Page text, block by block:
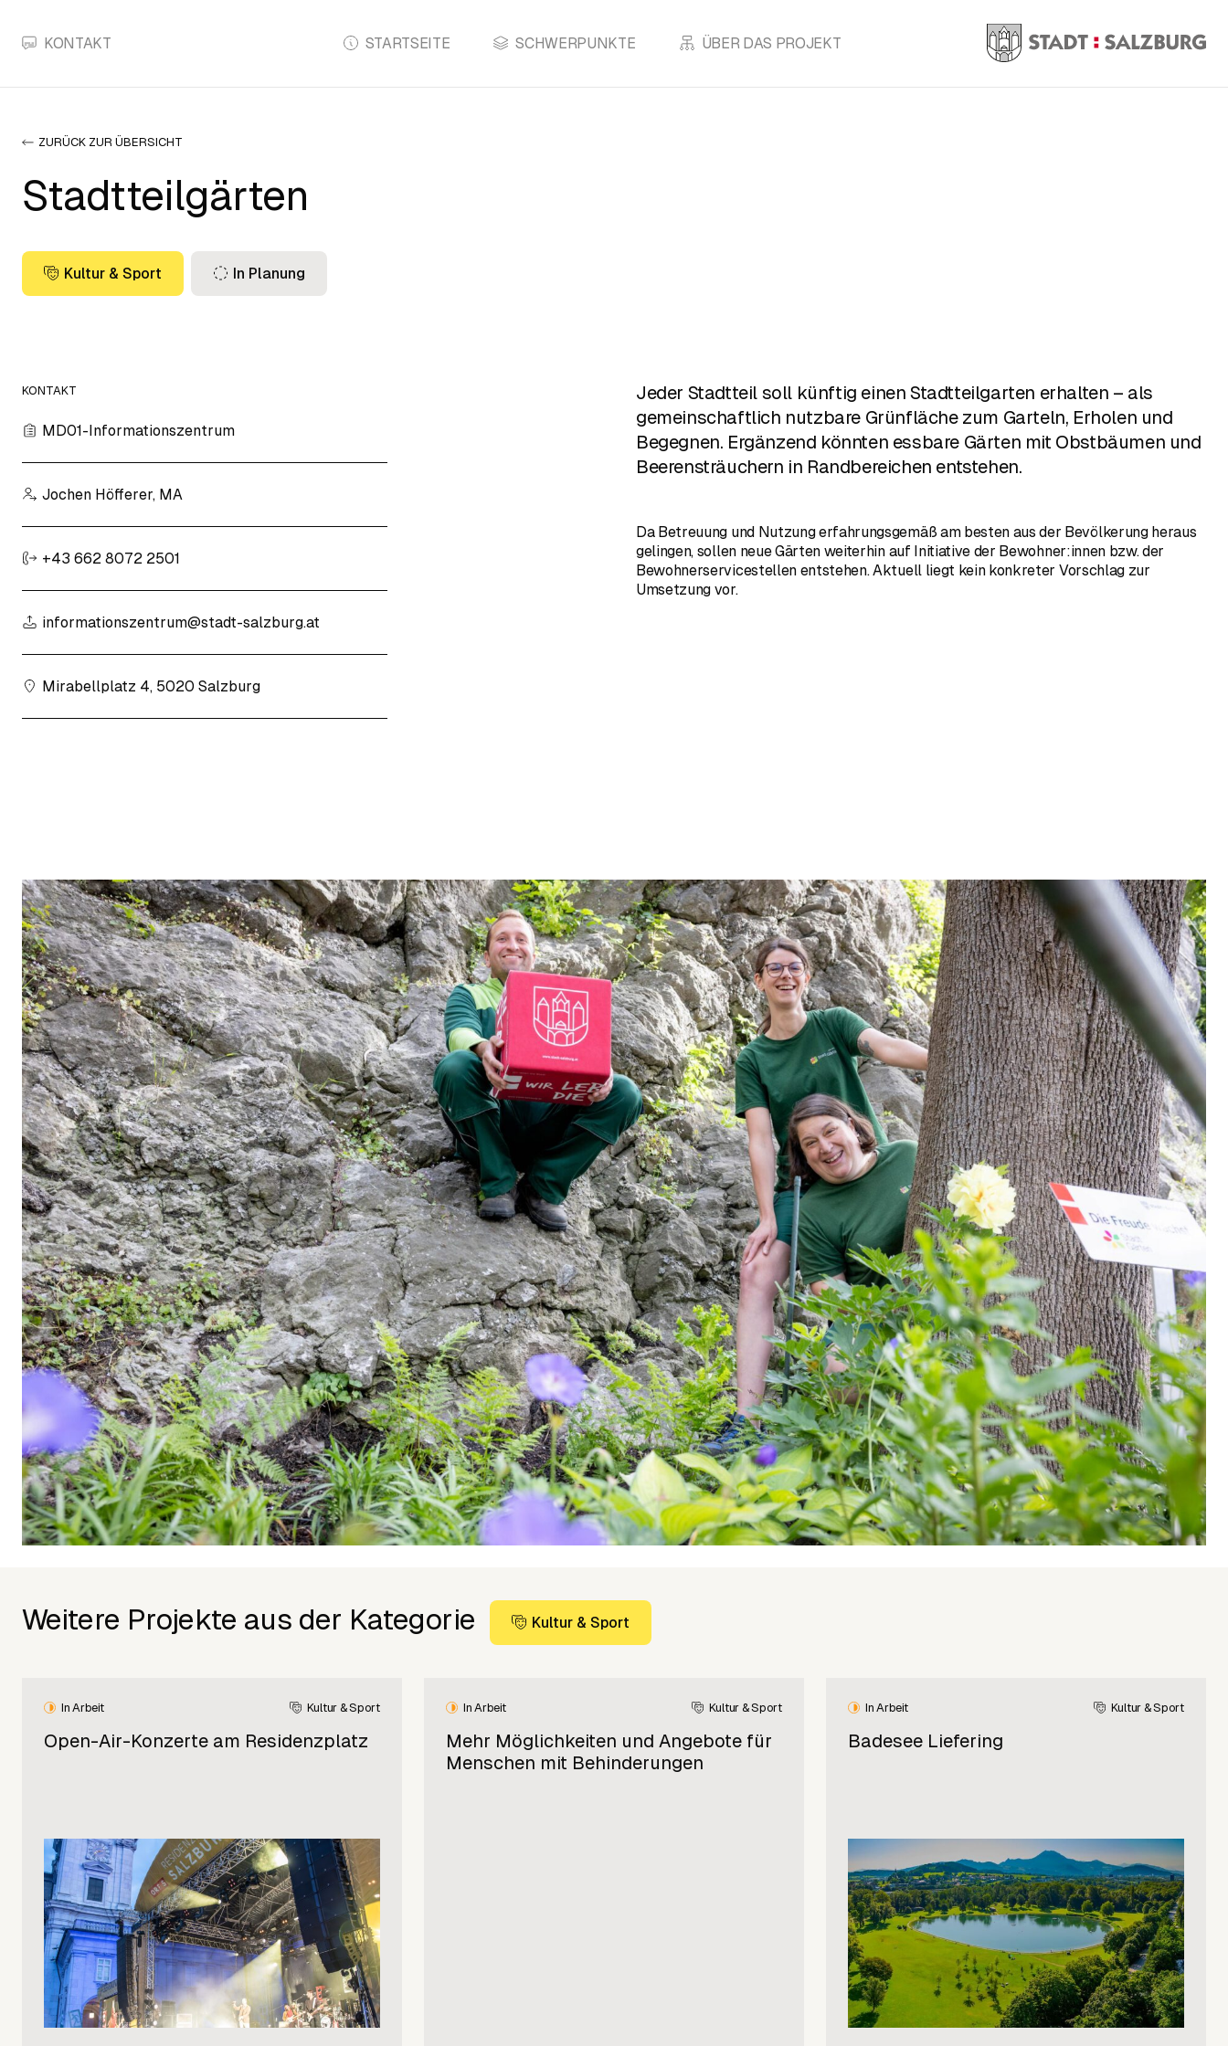
STARTSEITE SCHWERPUNKTE ÜBER DAS PROJEKT
KONTAKT
ZURÜCK ZUR ÜBERSICHT
Stadtteilgärten
Kultur & Sport In Planung
Jeder Stadtteil soll künftig einen Stadtteilgarten erhalten – als
gemeinschaftlich nutzbare Grünfläche zum Garteln, Erholen und
Begegnen. Ergänzend könnten essbare Gärten mit Obstbäumen und
Beerensträuchern in Randbereichen entstehen.
Da Betreuung und Nutzung erfahrungsgemäß am besten aus der Bevölkerung heraus
gelingen, sollen neue Gärten weiterhin auf Initiative der Bewohner:innen bzw. der
Bewohnerservicestellen entstehen. Aktuell liegt kein konkreter Vorschlag zur
Umsetzung vor.
KONTAKT
MD01-Informationszentrum
Jochen Höfferer, MA
+43 662 8072 2501
informationszentrum@stadt-salzburg.at
Mirabellplatz 4, 5020 Salzburg
Weitere Projekte aus der Kategorie Kultur & Sport
In Arbeit Kultur & Sport
Open-Air-Konzerte am Residenzplatz
In Arbeit Kultur & Sport
Mehr Möglichkeiten und Angebote für
Menschen mit Behinderungen
In Arbeit Kultur & Sport
Badesee Liefering